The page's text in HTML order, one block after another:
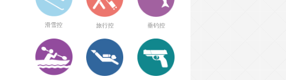
滑雪控 旅行控 垂钓控